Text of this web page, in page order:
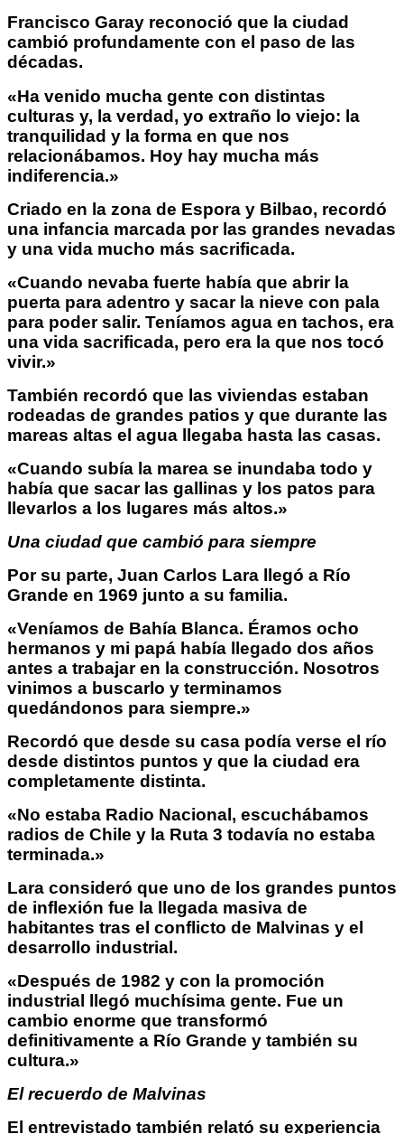
Francisco Garay reconoció que la ciudad
cambió profundamente con el paso de las
décadas.
«Ha venido mucha gente con distintas
culturas y, la verdad, yo extraño lo viejo: la
tranquilidad y la forma en que nos
relacionábamos. Hoy hay mucha más
indiferencia.»
Criado en la zona de Espora y Bilbao, recordó
una infancia marcada por las grandes nevadas
y una vida mucho más sacrificada.
«Cuando nevaba fuerte había que abrir la
puerta para adentro y sacar la nieve con pala
para poder salir. Teníamos agua en tachos, era
una vida sacrificada, pero era la que nos tocó
vivir.»
También recordó que las viviendas estaban
rodeadas de grandes patios y que durante las
mareas altas el agua llegaba hasta las casas.
«Cuando subía la marea se inundaba todo y
había que sacar las gallinas y los patos para
llevarlos a los lugares más altos.»
Una ciudad que cambió para siempre
Por su parte, Juan Carlos Lara llegó a Río
Grande en 1969 junto a su familia.
«Veníamos de Bahía Blanca. Éramos ocho
hermanos y mi papá había llegado dos años
antes a trabajar en la construcción. Nosotros
vinimos a buscarlo y terminamos
quedándonos para siempre.»
Recordó que desde su casa podía verse el río
desde distintos puntos y que la ciudad era
completamente distinta.
«No estaba Radio Nacional, escuchábamos
radios de Chile y la Ruta 3 todavía no estaba
terminada.»
Lara consideró que uno de los grandes puntos
de inflexión fue la llegada masiva de
habitantes tras el conflicto de Malvinas y el
desarrollo industrial.
«Después de 1982 y con la promoción
industrial llegó muchísima gente. Fue un
cambio enorme que transformó
definitivamente a Río Grande y también su
cultura.»
El recuerdo de Malvinas
El entrevistado también relató su experiencia